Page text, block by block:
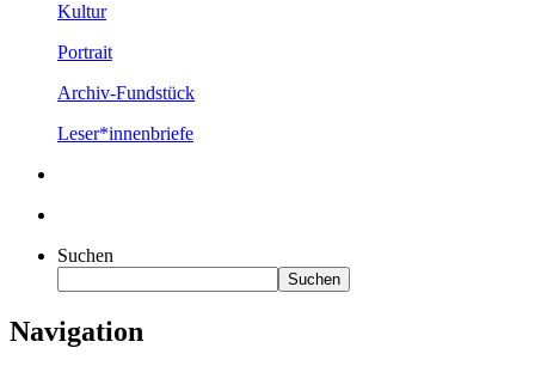
Kultur
Portrait
Archiv-Fundstück
Leser*innenbriefe
Suchen
Suchen
Navigation